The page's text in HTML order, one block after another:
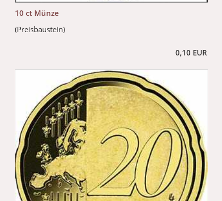
10 ct Münze
(Preisbaustein)
0,10 EUR